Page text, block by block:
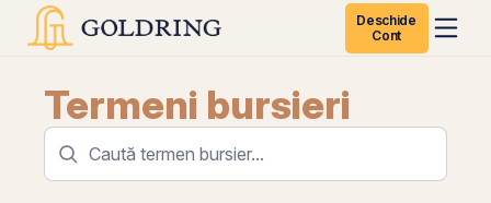
Deschide
Cont
Termeni bursieri